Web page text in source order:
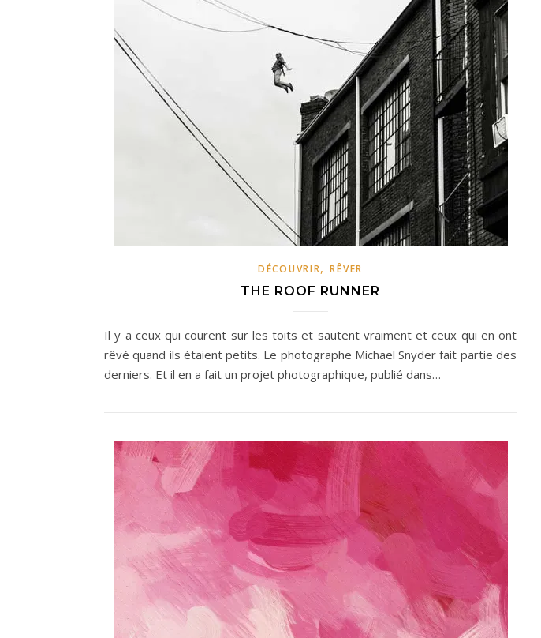
DÉCOUVRIR,RÊVER
THE ROOF RUNNER
Il y a ceux qui courent sur les toits et sautent vraiment et ceux qui en ont
rêvé quand ils étaient petits. Le photographe Michael Snyder fait partie des
derniers. Et il en a fait un projet photographique, publié dans…